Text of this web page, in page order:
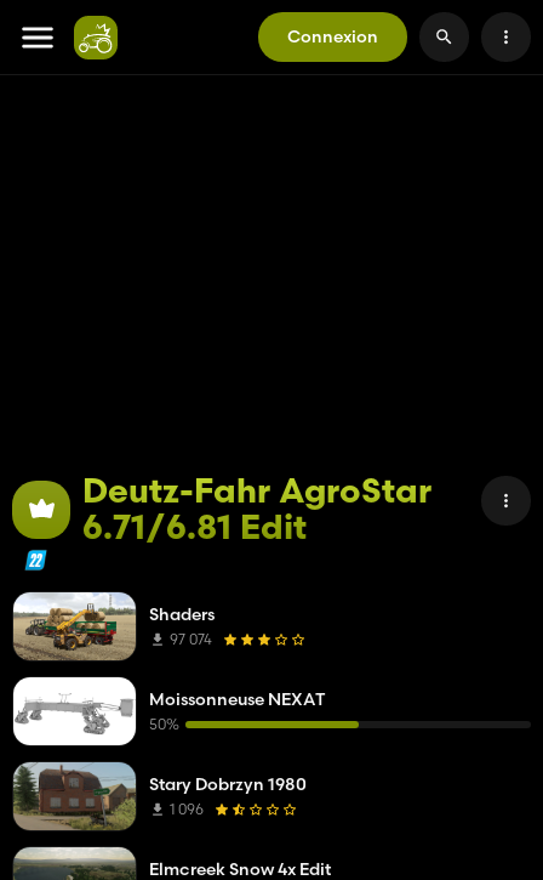
Connexion
Deutz-Fahr AgroStar
6.71/6.81 Edit
Shaders
97 074
Moissonneuse NEXAT
50%
Stary Dobrzyn 1980
1 096
Elmcreek Snow 4x Edit